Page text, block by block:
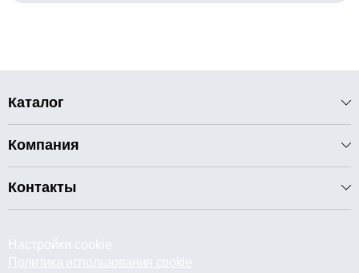
Каталог
Компания
Контакты
Настройки cookie
Политика использования cookie